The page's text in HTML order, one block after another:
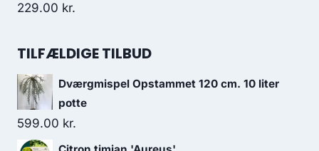
229.00 kr.
TILFÆLDIGE TILBUD
Dværgmispel Opstammet 120 cm. 10 liter
potte
599.00 kr.